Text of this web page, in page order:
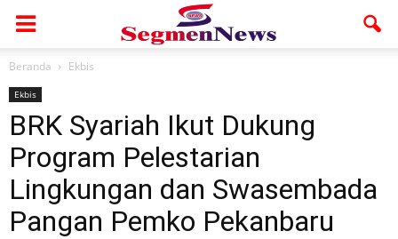
Beranda Ekbis
Ekbis
BRK Syariah Ikut Dukung
Program Pelestarian
Lingkungan dan Swasembada
Pangan Pemko Pekanbaru